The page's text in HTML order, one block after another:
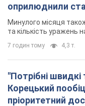
оприлюднили
Минулого місяця
та кількість уражень
7 годин тому 4,3 т.
"Потрібні
Корецький
пріоритетний